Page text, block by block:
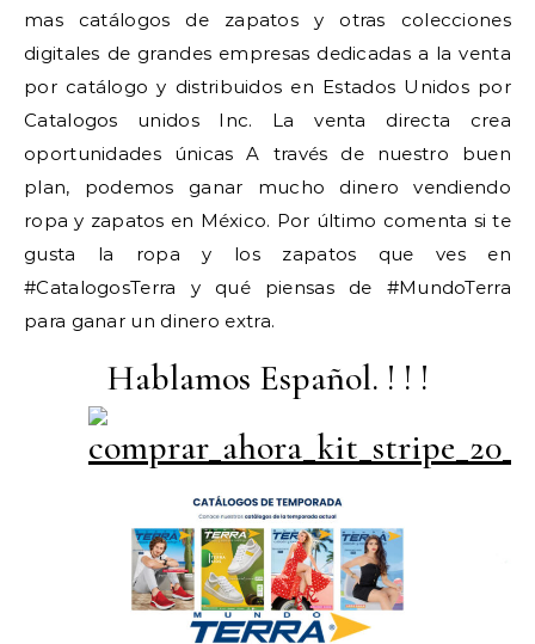
mas catálogos de zapatos y otras colecciones
digitales de grandes empresas dedicadas a la venta
por catálogo y distribuidos en Estados Unidos por
Catalogos unidos Inc. La venta directa crea
oportunidades únicas A través de nuestro buen
plan, podemos ganar mucho dinero vendiendo
ropa y zapatos en México. Por último comenta si te
gusta la ropa y los zapatos que ves en
#CatalogosTerra y qué piensas de #MundoTerra
para ganar un dinero extra.
Hablamos Español. ! ! !